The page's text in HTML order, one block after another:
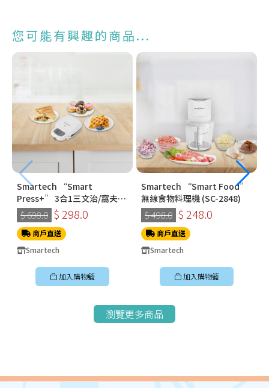
您可能有興趣的商品...
Smartech “Smart
Press+” 3合1三文治/窩夫/
冬甩機 SM-2228
$ 698.0 $ 298.0
商戶直送
Smartech
加入購物籃
Smartech “Smart Food”
無線食物料理機 (SC-2848)
$ 498.0 $ 248.0
商戶直送
Smartech
加入購物籃
瀏覽更多商品